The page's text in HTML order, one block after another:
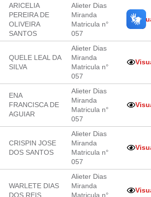
ARICELIA
PEREIRA DE
OLIVEIRA
SANTOS
Alieter Dias
Miranda
Matricula n°
057
QUELE LEAL DA
SILVA
Alieter Dias
Miranda
Matricula n°
057
ENA
FRANCISCA DE
AGUIAR
Alieter Dias
Miranda
Matricula n°
057
CRISPIN JOSE
DOS SANTOS
Alieter Dias
Miranda
Matricula n°
057
WARLETE DIAS
DOS REIS
Alieter Dias
Miranda
Matricula n°